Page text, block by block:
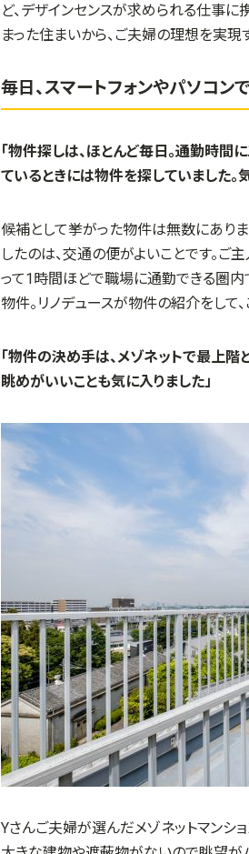
ど、デザインセンスが求められる仕事に
まった住まいから、ご夫婦の理想を実現
毎日、スマートフォンやパソコン
「物件探しは、ほとんど毎日。通勤時間
ているときには物件を探していました。
候補として挙がった物件は無数にあり
したのは、交通の便がよいことです。
って1時間ほどで職場に通勤できる圏内
物件。リノデュースが物件の紹介をして
「物件の決め手は、メゾネットで最上階
眺めがいいことも気に入りました」
Yさんご夫婦が選んだメゾネットマンシ